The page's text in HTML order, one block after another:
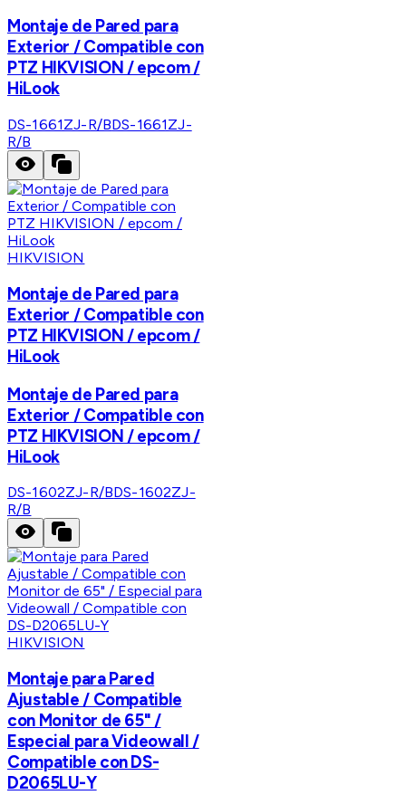
Montaje de Pared para
Exterior / Compatible con
PTZ HIKVISION / epcom /
HiLook
DS-1661ZJ-R/BDS-1661ZJ-
R/B
HIKVISION
Montaje de Pared para
Exterior / Compatible con
PTZ HIKVISION / epcom /
HiLook
Montaje de Pared para
Exterior / Compatible con
PTZ HIKVISION / epcom /
HiLook
DS-1602ZJ-R/BDS-1602ZJ-
R/B
HIKVISION
Montaje para Pared
Ajustable / Compatible
con Monitor de 65" /
Especial para Videowall /
Compatible con DS-
D2065LU-Y